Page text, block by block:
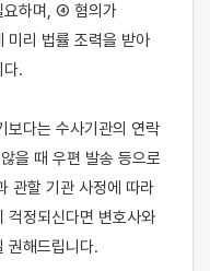
요하며, ④ 혐의가
미리 법률 조력을 받아
다.
보다는 수사기관의 연락
을 때 우편 발송 등으로
관할 기관 사정에 따라
걱정되신다면 변호사와
권해드립니다.